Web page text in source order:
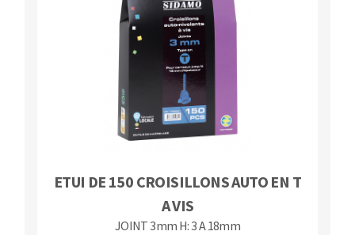
ETUI DE 150 CROISILLONS AUTO EN T
A VIS
JOINT 3mm H: 3 A 18mm